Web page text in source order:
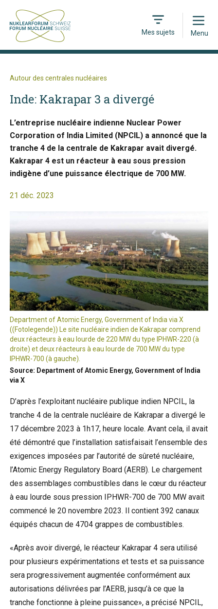
Mes sujets
Open
Menu
Autour des centrales nucléaires
Inde: Kakrapar 3 a divergé
L’entreprise nucléaire indienne Nuclear Power
Corporation of India Limited (NPCIL) a annoncé que la
tranche 4 de la centrale de Kakrapar avait divergé.
Kakrapar 4 est un réacteur à eau sous pression
indigène d’une puissance électrique de 700 MW.
21 déc. 2023
Department of Atomic Energy, Government of India via X
((Fotolegende)) Le site nucléaire indien de Kakrapar comprend
deux réacteurs à eau lourde de 220 MW du type IPHWR-220 (à
droite) et deux réacteurs à eau lourde de 700 MW du type
IPHWR-700 (à gauche).
Source: Department of Atomic Energy, Government of India
via X
D’après l’exploitant nucléaire publique indien NPCIL, la
tranche 4 de la centrale nucléaire de Kakrapar a divergé le
17 décembre 2023 à 1h17, heure locale. Avant cela, il avait
été démontré que l’installation satisfaisait l’ensemble des
exigences imposées par l’autorité de sûreté nucléaire,
l’Atomic Energy Regulatory Board (AERB). Le chargement
des assemblages combustibles dans le cœur du réacteur
à eau lourde sous pression IPHWR-700 de 700 MW avait
commencé le 20 novembre 2023. Il contient 392 canaux
équipés chacun de 4704 grappes de combustibles.
«Après avoir divergé, le réacteur Kakrapar 4 sera utilisé
pour plusieurs expérimentations et tests et sa puissance
sera progressivement augmentée conformément aux
autorisations délivrées par l’AERB, jusqu’à ce que la
tranche fonctionne à pleine puissance», a précisé NPCIL,